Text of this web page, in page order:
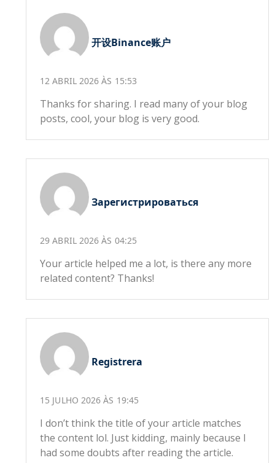
开设Binance账户
12 ABRIL 2026 ÀS 15:53
Thanks for sharing. I read many of your blog
posts, cool, your blog is very good.
Зарегистрироваться
29 ABRIL 2026 ÀS 04:25
Your article helped me a lot, is there any more
related content? Thanks!
Registrera
15 JULHO 2026 ÀS 19:45
I don’t think the title of your article matches
the content lol. Just kidding, mainly because I
had some doubts after reading the article.